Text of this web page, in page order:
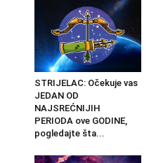
STRIJELAC: Očekuje vas
JEDAN OD
NAJSREĆNIJIH
PERIODA ove GODINE,
pogledajte šta...